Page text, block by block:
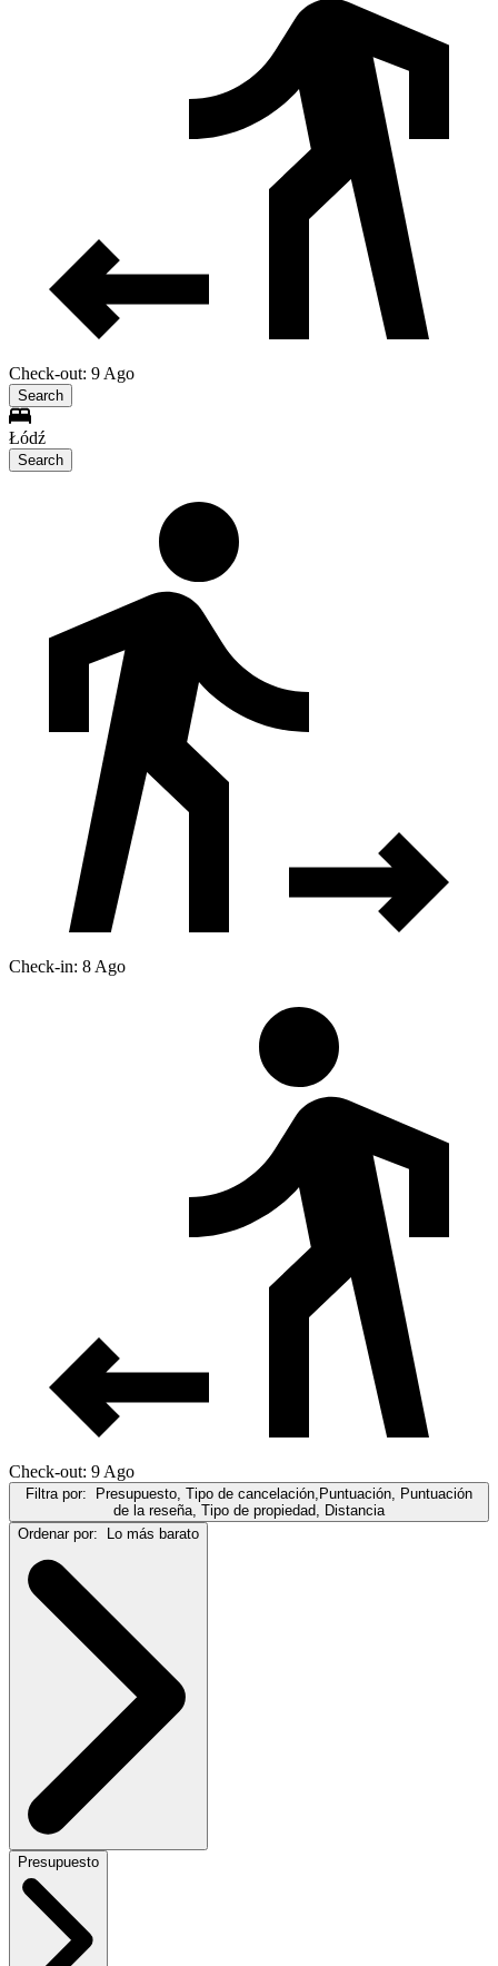
Check-out: 9 Ago
Search
Łódź
Search
Check-in: 8 Ago
Check-out: 9 Ago
Filtra por: Presupuesto, Tipo de cancelación,Puntuación, Puntuación
de la reseña, Tipo de propiedad, Distancia
Ordenar por: Lo más barato
Presupuesto